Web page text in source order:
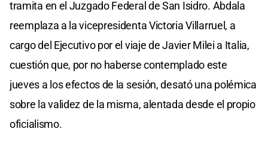
tramita en el Juzgado Federal de San Isidro. Abdala
reemplaza a la vicepresidenta Victoria Villarruel, a
cargo del Ejecutivo por el viaje de Javier Milei a Italia,
cuestión que, por no haberse contemplado este
jueves a los efectos de la sesión, desató una polémica
sobre la validez de la misma, alentada desde el propio
oficialismo.